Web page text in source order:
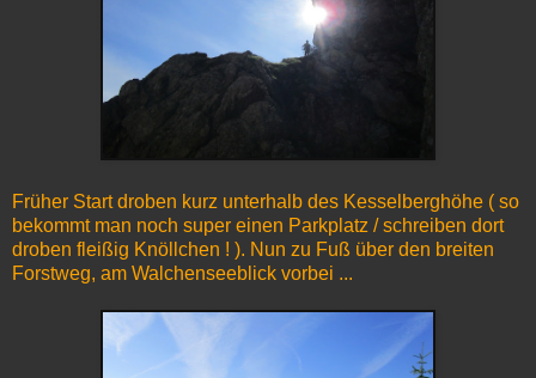
Früher Start droben kurz unterhalb des Kesselberghöhe ( so
bekommt man noch super einen Parkplatz / schreiben dort
droben fleißig Knöllchen ! ). Nun zu Fuß über den breiten
Forstweg, am Walchenseeblick vorbei ...